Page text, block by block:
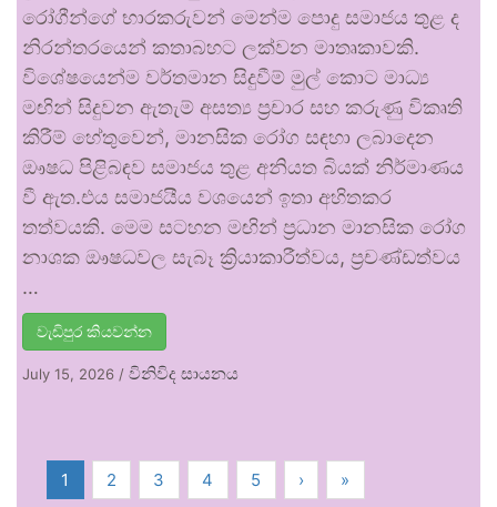
රෝගීන්ගේ භාරකරුවන් මෙන්ම පොදු සමාජය තුළ ද
නිරන්තරයෙන් කතාබහට ලක්වන මාතෘකාවකි.
විශේෂයෙන්ම වර්තමාන සිදුවීම් මුල් කොට මාධ්‍ය
මඟින් සිදුවන ඇතැම් අසත්‍ය ප්‍රචාර සහ කරුණු විකෘති
කිරීම් හේතුවෙන්, මානසික රෝග සඳහා ලබාදෙන
ඖෂධ පිළිබඳව සමාජය තුළ අනියත බියක් නිර්මාණය
වී ඇත.එය සමාජයීය වශයෙන් ඉතා අහිතකර
තත්වයකි. මෙම සටහන මඟින් ප්‍රධාන මානසික රෝග
නාශක ඖෂධවල සැබෑ ක්‍රියාකාරීත්වය, ප්‍රචණ්ඩත්වය
…
වැඩිපුර කියවන්න
July 15, 2026 / විනිවිද සායනය
1 2 3 4 5 › »